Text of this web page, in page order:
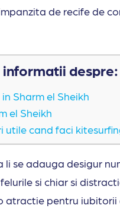
de recife de
informatii despre:
Sharm el Sheikh
el Sheikh
cand faci
se adauga desigur
si chiar si
atractie pentru iubitorii